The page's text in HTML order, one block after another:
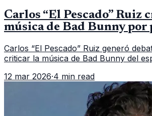
Carlos “El Pescado” Ruiz
música de Bad Bunny
Carlos “El Pescado” Ruiz generó
criticar la música de Bad Bunny del
12 mar 2026·4 min read